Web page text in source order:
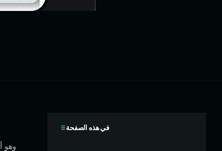
في هذه الصفحة